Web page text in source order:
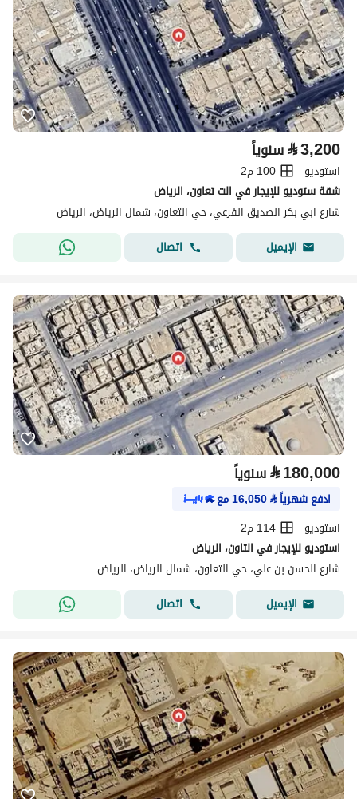
⃁3,200 سنوياً
استوديو
100 م2
شقة ستوديو للإيجار في الت تعاون، الرياض
شارع ابي بكر الصديق الفرعي، حي التعاون، شمال الرياض، الرياض
الإيميل
اتصال
⃁180,000 سنوياً
ادفع شهرياً⃁
16,050مع
استوديو
114 م2
استوديو للإيجار في التاون، الرياض
شارع الحسن بن علي، حي التعاون، شمال الرياض، الرياض
الإيميل
اتصال